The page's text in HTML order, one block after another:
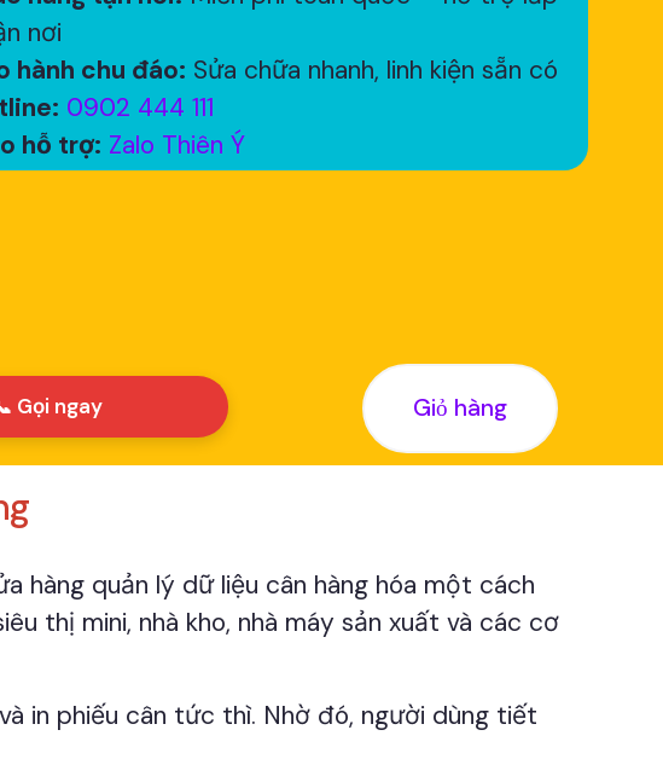
nơi
hành chu đáo: Sửa chữa nhanh, linh kiện sẵn có
0902 444 111
hỗ trợ: Zalo Thiên Ý
Gọi ngay Giỏ hàng
hàng quản lý dữ liệu cân hàng hóa một cách
thị mini, nhà kho, nhà máy sản xuất và các cơ
in phiếu cân tức thì. Nhờ đó, người dùng tiết